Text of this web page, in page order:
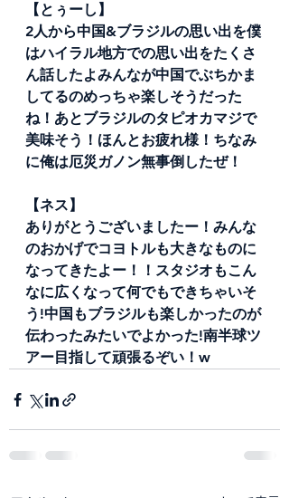
【とぅーし】
2人から中国&ブラジルの思い出を僕
はハイラル地方での思い出をたくさ
ん話したよみんなが中国でぶちかま
してるのめっちゃ楽しそうだった
ね！あとブラジルのタピオカマジで
美味そう！ほんとお疲れ様！ちなみ
に俺は厄災ガノン無事倒したぜ！
【ネス】
ありがとうございましたー！みんな
のおかげでコヨトルも大きなものに
なってきたよー！！スタジオもこん
なに広くなって何でもできちゃいそ
う!中国もブラジルも楽しかったのが
伝わったみたいでよかった!南半球ツ
アー目指して頑張るぞい！w